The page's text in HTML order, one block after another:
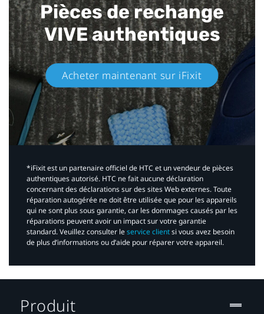
Pièces de rechange
VIVE authentiques​
Acheter maintenant sur iFixit​
*iFixit est un partenaire officiel de HTC et un vendeur de pièces
authentiques autorisé. HTC ne fait aucune déclaration
concernant des déclarations sur des sites Web externes. Toute
réparation autogérée ne doit être utilisée que pour les appareils
qui ne sont plus sous garantie, car les dommages causés par les
réparations peuvent avoir un impact sur votre garantie
standard. Veuillez consulter leservice clientsi vous avez besoin
de plus d’informations ou d’aide pour réparer votre appareil.​
Produit